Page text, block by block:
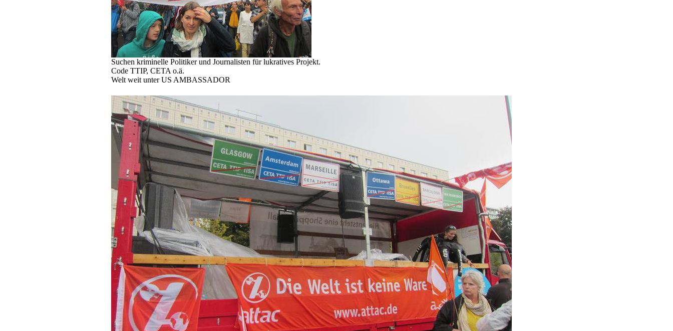
Suchen kriminelle Politiker und Journalisten für lukratives Projekt.
Code TTIP, CETA o.ä.
Welt weit unter US AMBASSADOR